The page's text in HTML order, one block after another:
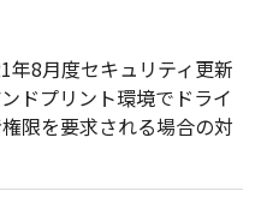
8月度セキュリティ更新
ドプリント環境でドライ
限を要求される場合の対